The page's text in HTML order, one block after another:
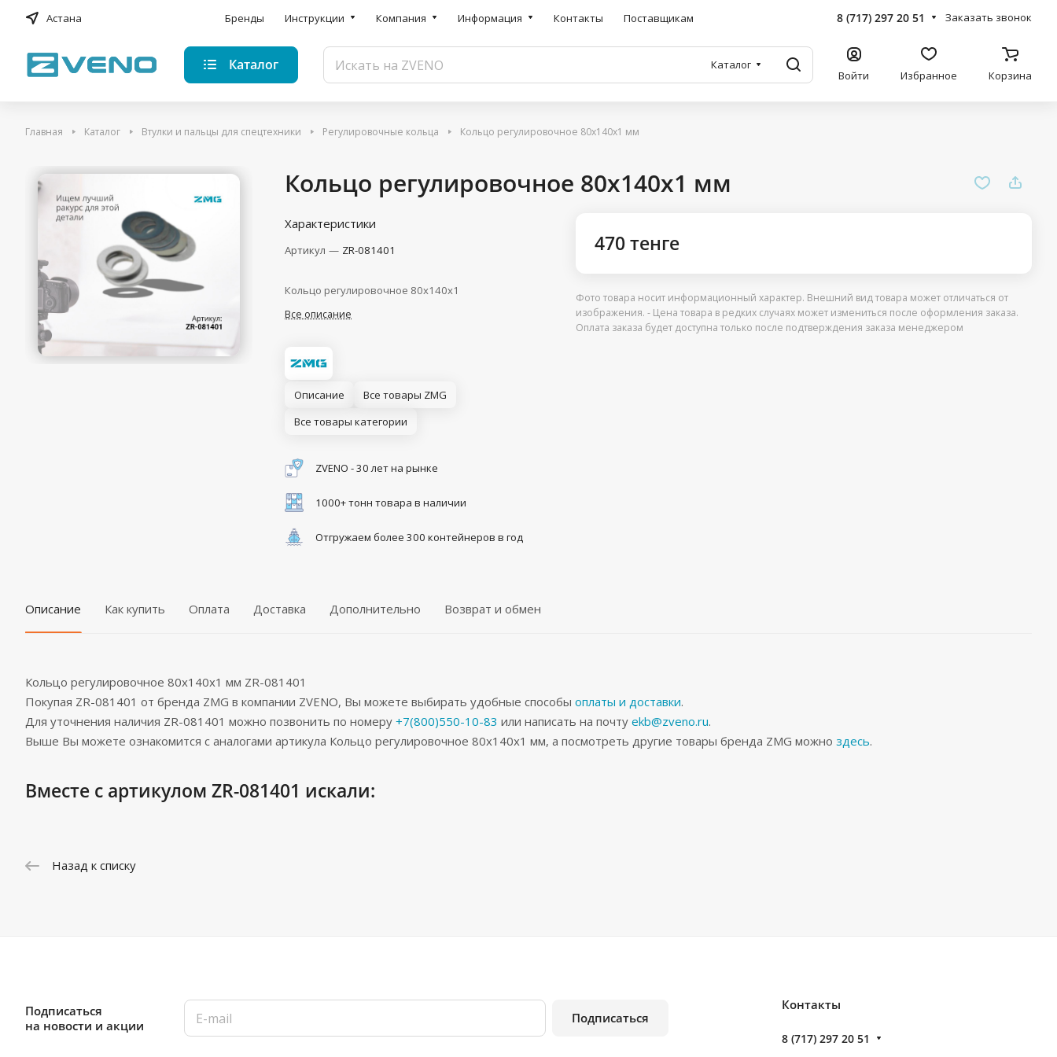
Астана Бренды Инструкции Компания Информация Контакты Поставщикам 8 (717) 297 20 51 Заказать звонок
Каталог Каталог
Войти Избранное Корзина
Главная Каталог Втулки и пальцы для спецтехники Регулировочные кольца Кольцо регулировочное 80x140x1 мм
Кольцо регулировочное 80x140x1 мм
Характеристики
Артикул — ZR-081401
Кольцо регулировочное 80x140x1
Все описание
Описание
Все товары ZMG
Все товары категории
ZVENO - 30 лет на рынке
1000+ тонн товара в наличии
Отгружаем более 300 контейнеров в год
470 тенге
Фото товара носит информационный характер. Внешний вид товара может отличаться от
изображения. - Цена товара в редких случаях может измениться после оформления заказа.
Оплата заказа будет доступна только после подтверждения заказа менеджером
Описание Как купить Оплата Доставка Дополнительно Возврат и обмен
Кольцо регулировочное 80x140x1 мм ZR-081401
Покупая ZR-081401 от бренда ZMG в компании ZVENO, Вы можете выбирать удобные способы оплаты и доставки.
Для уточнения наличия ZR-081401 можно позвонить по номеру +7(800)550-10-83 или написать на почту ekb@zveno.ru.
Выше Вы можете ознакомится с аналогами артикула Кольцо регулировочное 80x140x1 мм, а посмотреть другие товары бренда ZMG можно здесь.
Вместе с артикулом ZR-081401 искали:
Назад к списку
Подписаться
на новости и акции
Подписаться
Контакты
8 (717) 297 20 51